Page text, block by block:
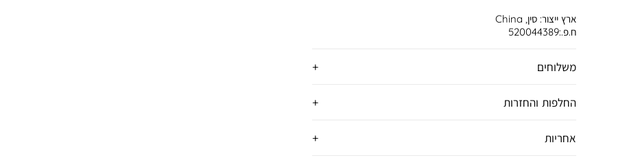
ארץ ייצור:סין, China
ח.פ.:520044389
משלוחים
החלפות והחזרות
אחריות